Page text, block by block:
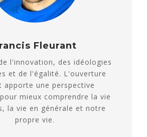
Fleurant
l'innovation, des idéologies
et de l'égalité. L'ouverture
apporte une perspective
mieux comprendre la vie
la vie en générale et notre
propre vie.